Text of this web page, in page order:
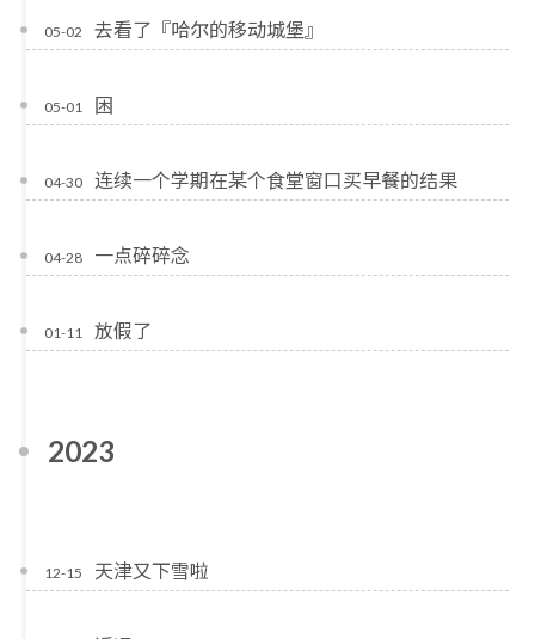
05-02 去看了『哈尔的移动城堡』
05-01 困
04-30 连续一个学期在某个食堂窗口买早餐的结果
04-28 一点碎碎念
01-11 放假了
2023
12-15 天津又下雪啦